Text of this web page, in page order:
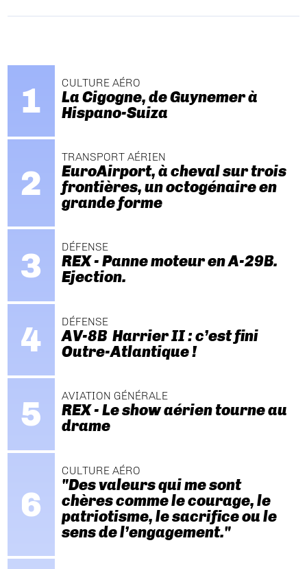
CULTURE AÉRO
La Cigogne, de Guynemer à
Hispano-Suiza
TRANSPORT AÉRIEN
EuroAirport, à cheval sur trois
frontières, un octogénaire en
grande forme
DÉFENSE
REX - Panne moteur en A-29B.
Ejection.
DÉFENSE
AV-8B Harrier II : c’est fini
Outre-Atlantique !
AVIATION GÉNÉRALE
REX - Le show aérien tourne au
drame
CULTURE AÉRO
"Des valeurs qui me sont
chères comme le courage, le
patriotisme, le sacrifice ou le
sens de l’engagement."